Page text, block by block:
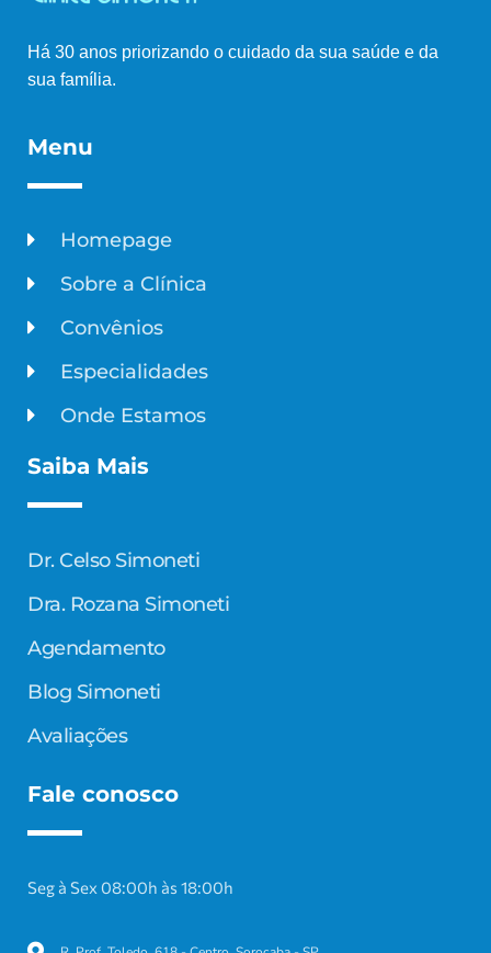
Há 30 anos priorizando o cuidado da sua saúde e da
sua família.
Menu
Homepage
Sobre a Clínica
Convênios
Especialidades
Onde Estamos
Saiba Mais
Dr. Celso Simoneti
Dra. Rozana Simoneti
Agendamento
Blog Simoneti
Avaliações
Fale conosco
Seg à Sex 08:00h às 18:00h